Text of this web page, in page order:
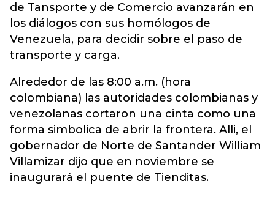
de Tansporte y de Comercio avanzarán en
los diálogos con sus homólogos de
Venezuela, para decidir sobre el paso de
transporte y carga.
Alrededor de las 8:00 a.m. (hora
colombiana) las autoridades colombianas y
venezolanas cortaron una cinta como una
forma simbolica de abrir la frontera. Alli, el
gobernador de Norte de Santander William
Villamizar dijo que en noviembre se
inaugurará el puente de Tienditas.